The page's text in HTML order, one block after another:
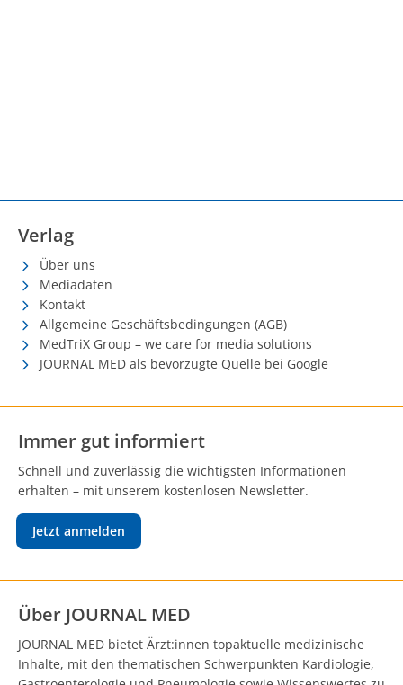
Verlag
Über uns
Mediadaten
Kontakt
Allgemeine Geschäftsbedingungen (AGB)
MedTriX Group – we care for media solutions
JOURNAL MED als bevorzugte Quelle bei Google
Immer gut informiert
Schnell und zuverlässig die wichtigsten Informationen
erhalten – mit unserem kostenlosen Newsletter.
Jetzt anmelden
Über JOURNAL MED
JOURNAL MED bietet Ärzt:innen topaktuelle medizinische
Inhalte, mit den thematischen Schwerpunkten Kardiologie,